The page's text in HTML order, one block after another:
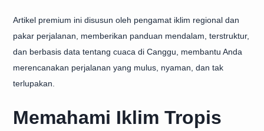
Artikel premium ini disusun oleh pengamat iklim regional dan
pakar perjalanan, memberikan panduan mendalam, terstruktur,
dan berbasis data tentang cuaca di Canggu, membantu Anda
merencanakan perjalanan yang mulus, nyaman, dan tak
terlupakan.
Memahami Iklim Tropis